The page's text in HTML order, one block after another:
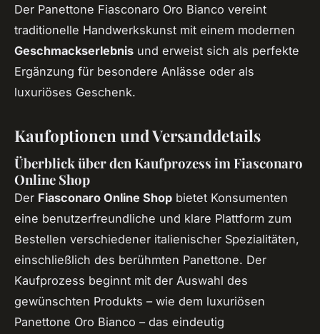
Der Panettone Fiasconaro Oro Bianco vereint
traditionelle Handwerkskunst mit einem modernen
Geschmackserlebnis und erweist sich als perfekte
Ergänzung für besondere Anlässe oder als
luxuriöses Geschenk.
Kaufoptionen und Versanddetails
Überblick über den Kaufprozess im Fiasconaro
Online Shop
Der Fiasconaro Online Shop bietet Konsumenten
eine benutzerfreundliche und klare Plattform zum
Bestellen verschiedener italienischer Spezialitäten,
einschließlich des berühmten Panettone. Der
Kaufprozess beginnt mit der Auswahl des
gewünschten Produkts – wie dem luxuriösen
Panettone Oro Bianco – das eindeutig